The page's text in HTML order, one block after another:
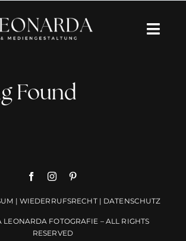
Found
FOTOGRAFIE – ALL RIGHTS
RESERVED
| WIEDERRUFSRECHT | DATENSCHUTZ